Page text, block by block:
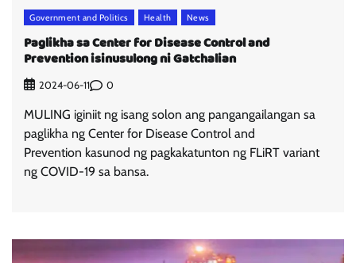
Government and Politics Health News
Paglikha sa Center for Disease Control and
Prevention isinusulong ni Gatchalian
2024-06-11 0
MULING iginiit ng isang solon ang pangangailangan sa
paglikha ng Center for Disease Control and
Prevention kasunod ng pagkakatunton ng FLiRT variant
ng COVID-19 sa bansa.